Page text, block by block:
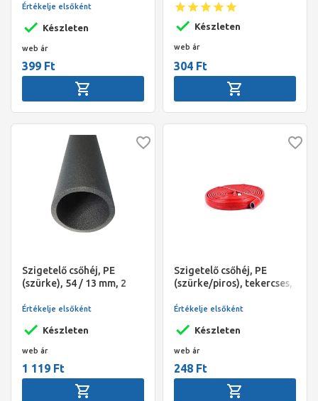
Basic, Sanflex
Készleten
Értékelje elsőként
web ár
399 Ft
Climaflex Basic, Sanflex
Készleten
web ár
304 Ft
Szigetelő csőhéj, PE
(szürke), 54 / 13 mm, 2
Premium
Készleten
Értékelje elsőként
web ár
1 119 Ft
Szigetelő csőhéj, PE
(szürke/piros), tekercses,
NMC Climaflex Basic
Készleten
Értékelje elsőként
web ár
248 Ft